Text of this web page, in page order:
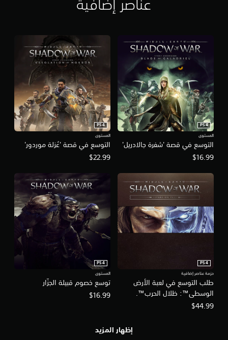
عناصر إضافية
التوسع في قصة 'شفرة جالادريل'
PS4
المستوى
$16.99
التوسع في قصة 'عُزلة موردور'
PS4
المستوى
$22.99
طلب التوسع في لعبة الأرض
الوسطى™‎: ظلال الحرب™‎.
PS4
حزمة عناصر إضافية
$44.99
توسع خصوم قبيلة الجزّار
PS4
المستوى
$16.99
إظهار المزيد